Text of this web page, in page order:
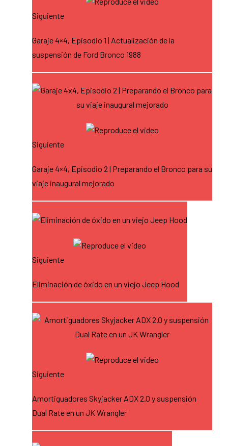
Siguiente
Garaje 4×4, Episodio 1 | Actualización de la
suspensión de Ford Bronco 1988
Siguiente
Garaje 4×4, Episodio 2 | Preparando el Bronco para su
viaje inaugural mejorado
Siguiente
Eliminación de óxido en un viejo Jeep Hood
Siguiente
Amortiguadores Skyjacker ADX 2.0 y suspensión
Dual Rate en un JK Wrangler